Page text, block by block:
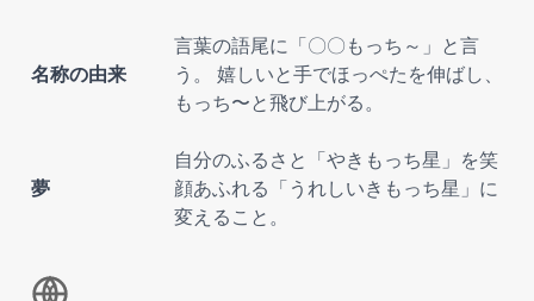
名称の由来
言葉の語尾に「〇〇もっち～」と言
う。 嬉しいと手でほっぺたを伸ばし、
もっち〜と飛び上がる。
夢
自分のふるさと「やきもっち星」を笑
顔あふれる「うれしいきもっち星」に
変えること。